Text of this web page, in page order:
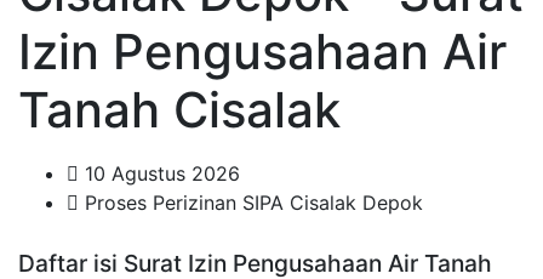
Izin Pengusahaan Air
Tanah Cisalak
10 Agustus 2026
Proses Perizinan SIPA Cisalak Depok
Daftar isi Surat Izin Pengusahaan Air Tanah